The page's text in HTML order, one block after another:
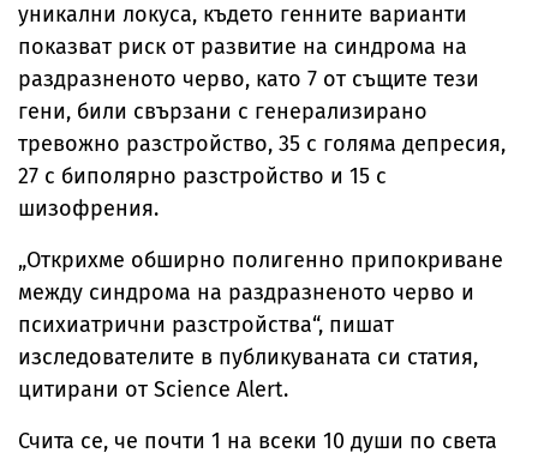
уникални локуса, където генните варианти
показват риск от развитие на синдрома на
раздразненото черво, като 7 от същите тези
гени, били свързани с генерализирано
тревожно разстройство, 35 с голяма депресия,
27 с биполярно разстройство и 15 с
шизофрения.
„Открихме обширно полигенно припокриване
между синдрома на раздразненото черво и
психиатрични разстройства“, пишат
изследователите в публикуваната си статия,
цитирани от Science Alert.
Счита се, че почти 1 на всеки 10 души по света